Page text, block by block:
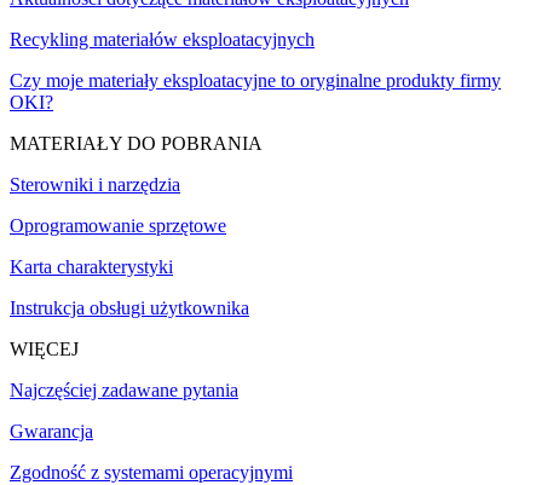
Recykling materiałów eksploatacyjnych
Czy moje materiały eksploatacyjne to oryginalne produkty firmy
OKI?
MATERIAŁY DO POBRANIA
Sterowniki i narzędzia
Oprogramowanie sprzętowe
Karta charakterystyki
Instrukcja obsługi użytkownika
WIĘCEJ
Najczęściej zadawane pytania
Gwarancja
Zgodność z systemami operacyjnymi